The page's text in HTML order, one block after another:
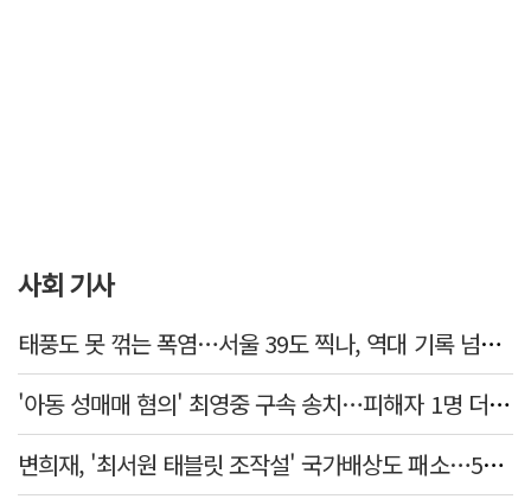
사회 기사
태풍도 못 꺾는 폭염…서울 39도 찍나, 역대 기록 넘본다
'아동 성매매 혐의' 최영중 구속 송치…피해자 1명 더 있었다
변희재, '최서원 태블릿 조작설' 국가배상도 패소…5천만원 청구 기각